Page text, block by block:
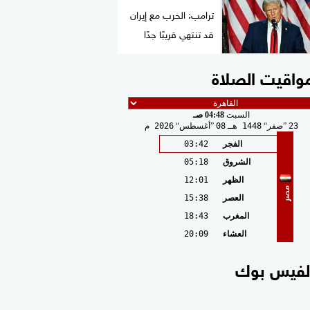
ترامب: الحرب مع إيران
قد تنتهي قريبًا جدًا
الصلاة
السبت 04:48 صـ
23 صفر 1448 هـ 08 أغسطس 2026 م
مصر
الفجر
03:42
الشروق
05:18
الظهر
12:01
العصر
15:38
المغرب
18:43
العشاء
20:09
بوك